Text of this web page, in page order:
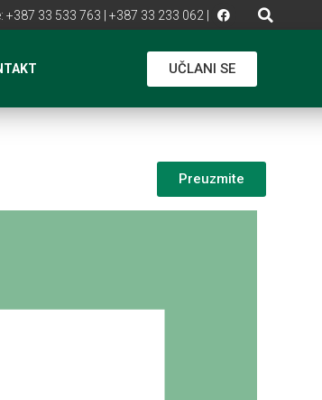
33 533 763 | +387 33 233 062 |
UČLANI SE
Preuzmite